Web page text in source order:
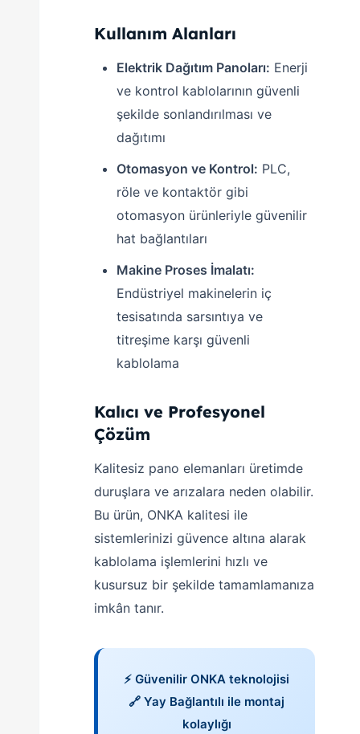
Kullanım Alanları
Elektrik Dağıtım Panoları: Enerji
ve kontrol kablolarının güvenli
şekilde sonlandırılması ve
dağıtımı
Otomasyon ve Kontrol: PLC,
röle ve kontaktör gibi
otomasyon ürünleriyle güvenilir
hat bağlantıları
Makine Proses İmalatı:
Endüstriyel makinelerin iç
tesisatında sarsıntıya ve
titreşime karşı güvenli
kablolama
Kalıcı ve Profesyonel
Çözüm
Kalitesiz pano elemanları üretimde
duruşlara ve arızalara neden olabilir.
Bu ürün, ONKA kalitesi ile
sistemlerinizi güvence altına alarak
kablolama işlemlerini hızlı ve
kusursuz bir şekilde tamamlamanıza
imkân tanır.
⚡ Güvenilir ONKA teknolojisi
🔗 Yay Bağlantılı ile montaj
kolaylığı